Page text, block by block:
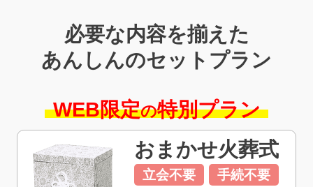
必要な内容を揃えた
あんしんのセットプラン
WEB限定の特別プラン
おまかせ火葬式
立会不要 手続不要